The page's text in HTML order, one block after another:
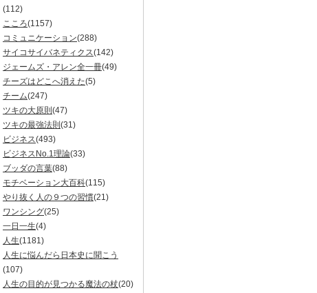
(112)
こころ(1157)
コミュニケーション(288)
サイコサイバネティクス(142)
ジェームズ・アレン全一冊(49)
チーズはどこへ消えた(5)
チーム(247)
ツキの大原則 (47)
ツキの最強法則 (31)
ビジネス(493)
ビジネスNo.1理論(33)
ブッダの言葉(88)
モチベーション大百科(115)
やり抜く人の９つの習慣(21)
ワンシング(25)
一日一生(4)
人生(1181)
人生に悩んだら日本史に聞こう
(107)
人生の目的が見つかる魔法の杖(20)